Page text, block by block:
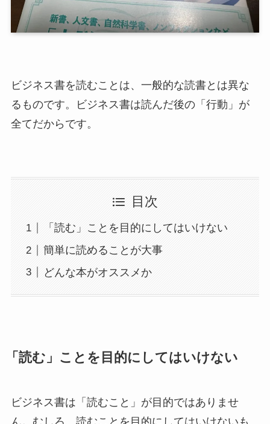
ビジネス書を読むことは、一般的な読書とは異な
るものです。ビジネス書は読んだ後の「行動」が
全てだからです。
目次
「読む」ことを目的にしてはいけない
簡単に読めることが大事
どんな本がオススメか
「読む」ことを目的にしてはいけない
ビジネス書は「読むこと」が目的ではありませ